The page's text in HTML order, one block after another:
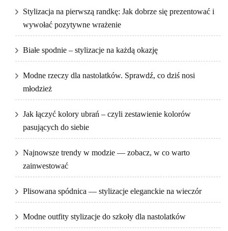
Stylizacja na pierwszą randkę: Jak dobrze się prezentować i
wywołać pozytywne wrażenie
Białe spodnie – stylizacje na każdą okazję
Modne rzeczy dla nastolatków. Sprawdź, co dziś nosi
młodzież
Jak łączyć kolory ubrań – czyli zestawienie kolorów
pasujących do siebie
Najnowsze trendy w modzie — zobacz, w co warto
zainwestować
Plisowana spódnica — stylizacje eleganckie na wieczór
Modne outfity stylizacje do szkoły dla nastolatków